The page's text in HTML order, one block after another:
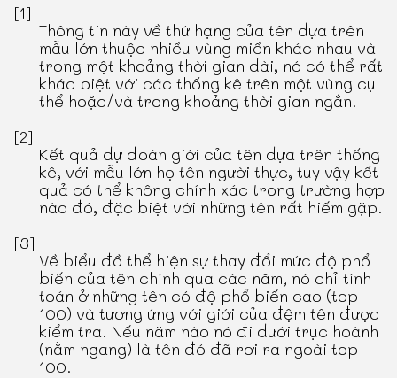
[1]
Thông tin này về thứ hạng của tên dựa trên
mẫu lớn thuộc nhiều vùng miền khác nhau và
trong một khoảng thời gian dài, nó có thể rất
khác biệt với các thống kê trên một vùng cụ
thể hoặc/và trong khoảng thời gian ngắn.
[2]
Kết quả dự đoán giới của tên dựa trên thống
kê, với mẫu lớn họ tên người thực, tuy vậy kết
quả có thể không chính xác trong trường hợp
nào đó, đặc biệt với những tên rất hiếm gặp.
[3]
Về biểu đồ thể hiện sự thay đổi mức độ phổ
biến của tên chính qua các năm, nó chỉ tính
toán ở những tên có độ phổ biến cao (top
100) và tương ứng với giới của đệm tên được
kiểm tra. Nếu năm nào nó đi dưới trục hoành
(nằm ngang) là tên đó đã rơi ra ngoài top
100.